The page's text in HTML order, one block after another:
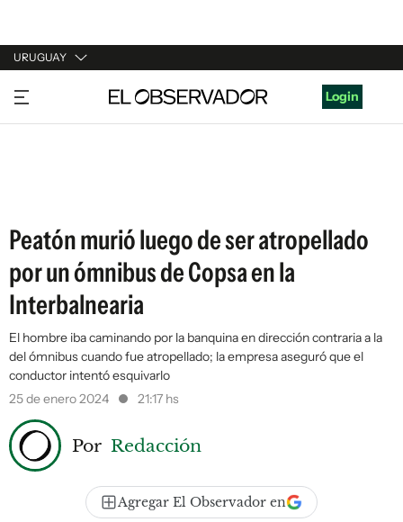
URUGUAY
URUGUAY
ARGENTINA
Login
Peatón murió luego de ser atropellado
por un ómnibus de Copsa en la
Interbalnearia
El hombre iba caminando por la banquina en dirección contraria a la
del ómnibus cuando fue atropellado; la empresa aseguró que el
conductor intentó esquivarlo
25 de enero 2024
21:17 hs
Por Redacción
Agregar El Observador en